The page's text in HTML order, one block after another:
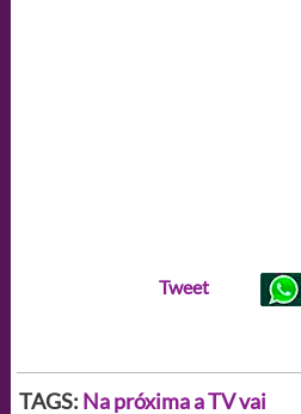
Tweet
TAGS: Na próxima a TV vai